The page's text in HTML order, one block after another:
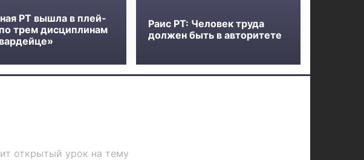
РТ вышла в плей-
трем дисциплинам
Раис РТ: Человек труда
должен быть в авторитете
открытый урок на тему